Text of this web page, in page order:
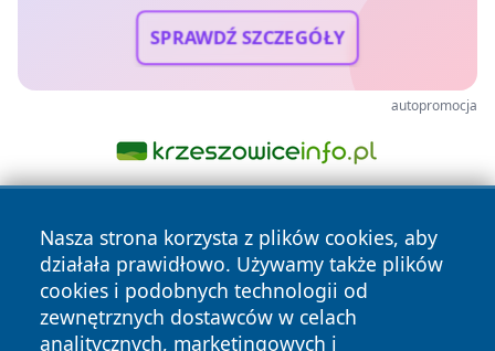
SPRAWDŹ SZCZEGÓŁY
autopromocja
Nasza strona korzysta z plików cookies, aby
działała prawidłowo. Używamy także plików
cookies i podobnych technologii od
zewnętrznych dostawców w celach
analitycznych, marketingowych i
Copyright © 2026 tuzamosc.pl Wszystkie prawa zastrzeżone.